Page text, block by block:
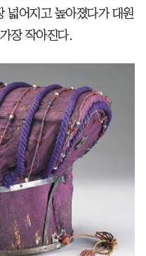
넓어지고 높아졌다가 대원
장 작아진다.